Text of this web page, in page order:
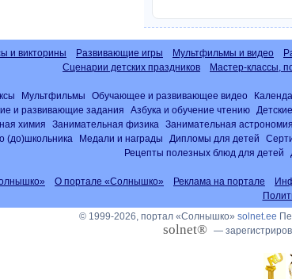
и викторины Развивающие игры Мультфильмы и видео
Сценарии детских праздников
Мастер-классы,
Мультфильмы Обучающее и развивающее видео
и развивающие задания
Азбука и обучение чтению
химия
Занимательная физика Занимательная астрономия
(до)школьника
Медали и награды Дипломы для детей
Рецепты полезных блюд для детей
О портале «Солнышко» Реклама на портале
© 1999-2026, портал «Солнышко» solnet.ee
solnet® —